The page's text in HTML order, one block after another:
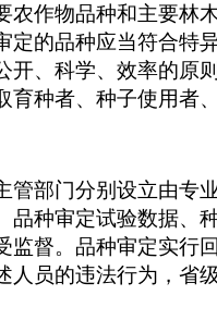
作物品种和主要
的品种应当符合
、科学、效率的
种者、种子使用者
部门分别设立由
种审定试验数据
督。品种审定实行
员的违法行为，省